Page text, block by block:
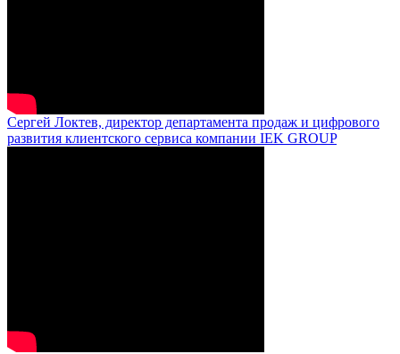
Сергей Локтев, директор департамента продаж и цифрового
развития клиентского сервиса компании IEK GROUP